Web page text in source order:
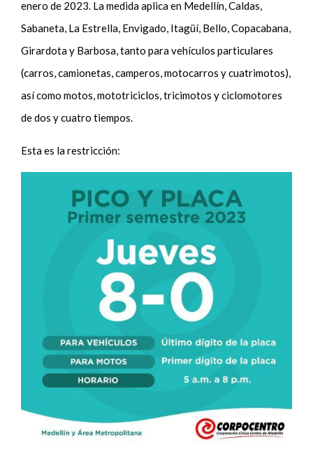
enero de 2023. La medida aplica en Medellín, Caldas,
Sabaneta, La Estrella, Envigado, Itagüí, Bello, Copacabana,
Girardota y Barbosa, tanto para vehículos particulares
(carros, camionetas, camperos, motocarros y cuatrimotos),
así como motos, mototriciclos, tricimotos y ciclomotores
de dos y cuatro tiempos.
Esta es la restricción: